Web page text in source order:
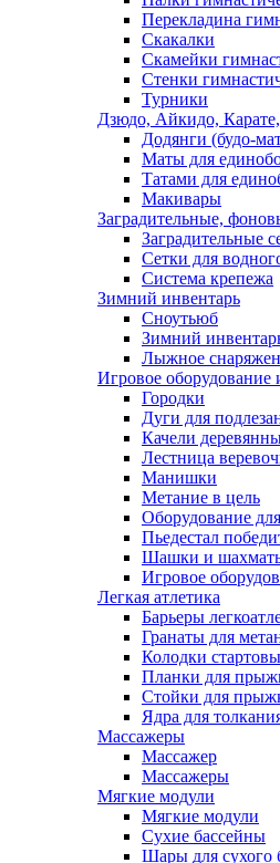
Перекладина
Скакалки
Скамейки
Стенки
Турники
Дзюдо, Айкидо,
Додянги (будо-
Маты для
Татами для
Макивары
Заградительные,
Заградительные
Сетки для
Система крепежа
Зимний инвентарь
Сноутьюб
Зимний
Лыжное
Игровое оборудование
Городки
Дуги для
Качели
Лестница
Манишки
Метание в цель
Оборудование
Пьедестал
Шашки и
Игровое
Легкая атлетика
Барьеры
Гранаты для
Колодки
Планки для
Стойки для
Ядра для
Массажеры
Массажер
Массажеры
Мягкие модули
Мягкие модули
Сухие бассейны
Шары для сухого